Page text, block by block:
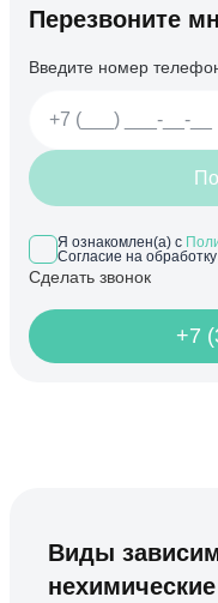
Перезвоните
Введите номер
Я ознакомлен(а) с
Согласие на обработку
Сделать звонок
+7
Виды
нехимические